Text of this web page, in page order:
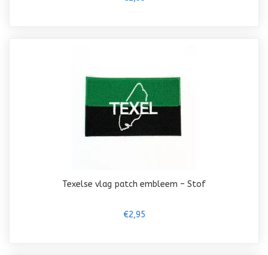
Texelse vlag patch embleem – Stof
€2,95